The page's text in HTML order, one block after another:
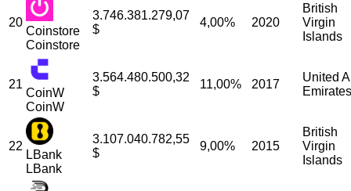
20
Coinstore
Coinstore
3.746.381.279,07
$
4,00% 2020
British
Virgin
Islands
21
CoinW
CoinW
3.564.480.500,32
$
11,00% 2017
United
Emirates
22
LBank
LBank
3.107.040.782,55
$
9,00% 2015
British
Virgin
Islands